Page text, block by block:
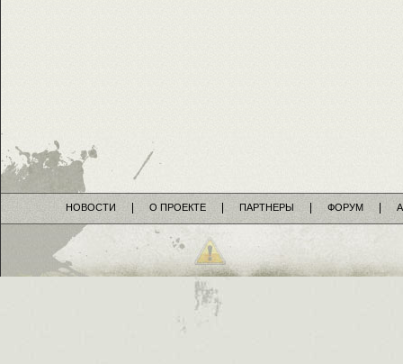
НОВОСТИ О ПРОЕКТЕ ПАРТНЕРЫ ФОРУМ